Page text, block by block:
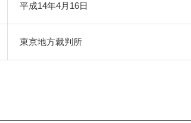
平成14年4月16日
東京地方裁判所